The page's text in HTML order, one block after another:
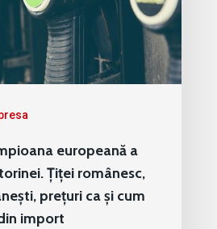
europeană a
Țiței românesc,
prețuri ca și cum
import